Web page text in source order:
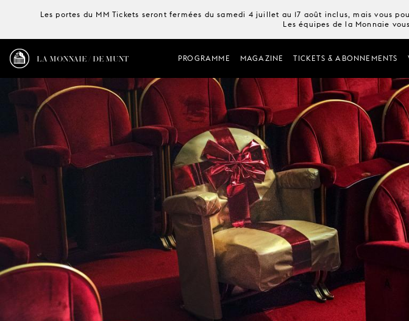
Les portes du MM Tickets seront fermées du samedi 4 juillet au 17 août inclus, mais vous
Les équipes de la Monnaie
LA MONNAIE / DE MUNT PROGRAMME MAGAZINE TICKETS & ABONNEMENTS